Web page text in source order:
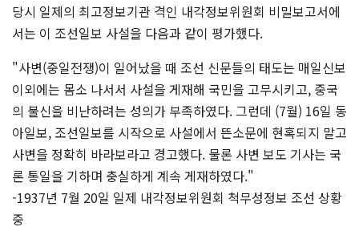
당시 일제의 최고정보기관 격인 내각정보위원회 비밀보고서에
서는 이 조선일보 사설을 다음과 같이 평가했다.
"사변(중일전쟁)이 일어났을 때 조선 신문들의 태도는 매일신보
이외에는 몸소 나서서 사설을 게재해 국민을 고무시키고, 중국
의 불신을 비난하려는 성의가 부족하였다. 그런데 (7월) 16일 동
아일보, 조선일보를 시작으로 사설에서 뜬소문에 현혹되지 말고
사변을 정확히 바라보라고 경고했다. 물론 사변 보도 기사는 국
론 통일을 기하며 충실하게 계속 게재하였다."
-1937년 7월 20일 일제 내각정보위원회 척무성정보 조선 상황
중